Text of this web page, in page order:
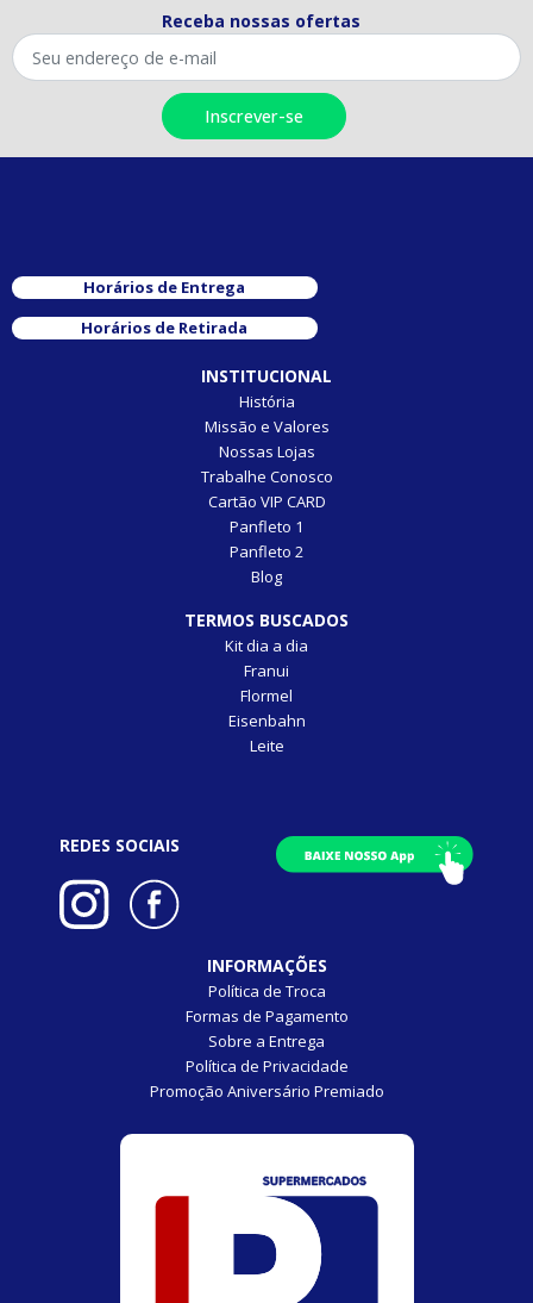
Receba nossas ofertas
Horários de Entrega
Horários de Retirada
INSTITUCIONAL
História
Missão e Valores
Nossas Lojas
Trabalhe Conosco
Cartão VIP CARD
Panfleto 1
Panfleto 2
Blog
TERMOS BUSCADOS
Kit dia a dia
Franui
Flormel
Eisenbahn
Leite
REDES SOCIAIS
INFORMAÇÕES
Política de Troca
Formas de Pagamento
Sobre a Entrega
Política de Privacidade
Promoção Aniversário Premiado